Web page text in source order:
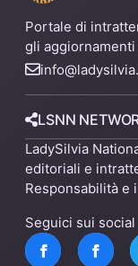
Portale di
gli
LSNN
LadySilvia
editoriali e
Responsabilità e
Seguici sui social